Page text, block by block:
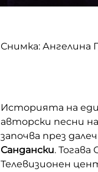
Снимка: Ангелина
Историята на
авторски песни
започва през
Сандански. Тогава
Телевизионен